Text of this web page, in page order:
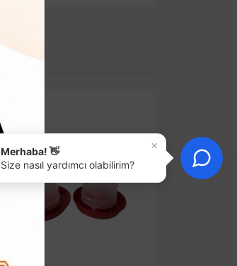
×
Merhaba! 👋
Size nasıl yardımcı olabilirim?